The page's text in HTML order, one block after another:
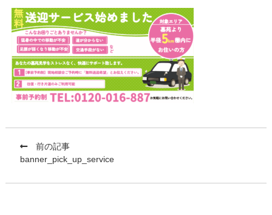
前の記事
banner_pick_up_service